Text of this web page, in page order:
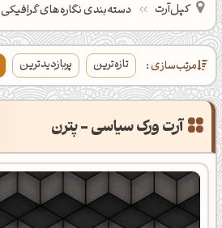
کپل‌آرت دسته‌بندی‌ نگاره‌های گرافیکی
مرتب‌سازی : تازه‌ترین پربازدیدترین
آرت ورک سیاسی - پترن